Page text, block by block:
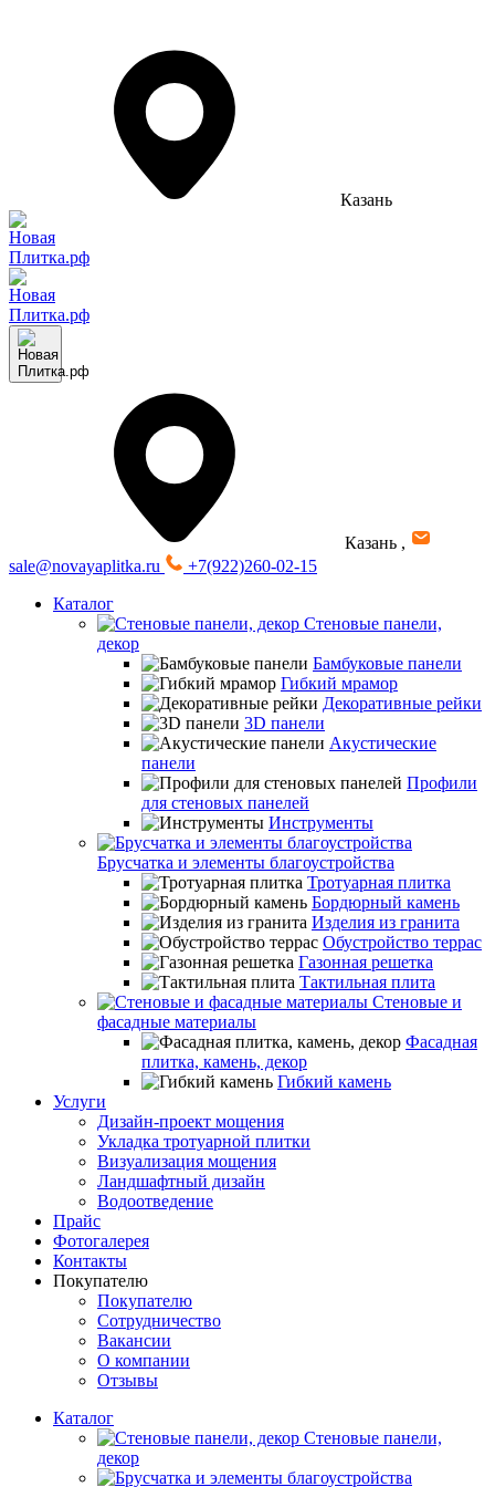
Казань
Казань ,
sale@novayaplitka.ru
+7(922)260-02-15
Каталог
Стеновые панели,
декор
Бамбуковые панели
Гибкий мрамор
Декоративные рейки
3D панели
Акустические
панели
Профили
для стеновых панелей
Инструменты
Брусчатка и элементы благоустройства
Тротуарная плитка
Бордюрный камень
Изделия из гранита
Обустройство террас
Газонная решетка
Тактильная плита
Стеновые и
фасадные материалы
Фасадная
плитка, камень, декор
Гибкий камень
Услуги
Дизайн-проект мощения
Укладка тротуарной плитки
Визуализация мощения
Ландшафтный дизайн
Водоотведение
Прайс
Фотогалерея
Контакты
Покупателю
Покупателю
Сотрудничество
Вакансии
О компании
Отзывы
Каталог
Стеновые панели,
декор